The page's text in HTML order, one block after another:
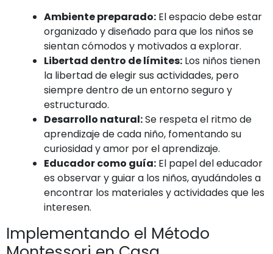
Ambiente preparado: El espacio debe estar
organizado y diseñado para que los niños se
sientan cómodos y motivados a explorar.
Libertad dentro de límites: Los niños tienen
la libertad de elegir sus actividades, pero
siempre dentro de un entorno seguro y
estructurado.
Desarrollo natural:Se respeta el ritmo de
aprendizaje de cada niño, fomentando su
curiosidad y amor por el aprendizaje.
Educador como guía: El papel del educador
es observar y guiar a los niños, ayudándoles a
encontrar los materiales y actividades que les
interesen.
Implementando el Método